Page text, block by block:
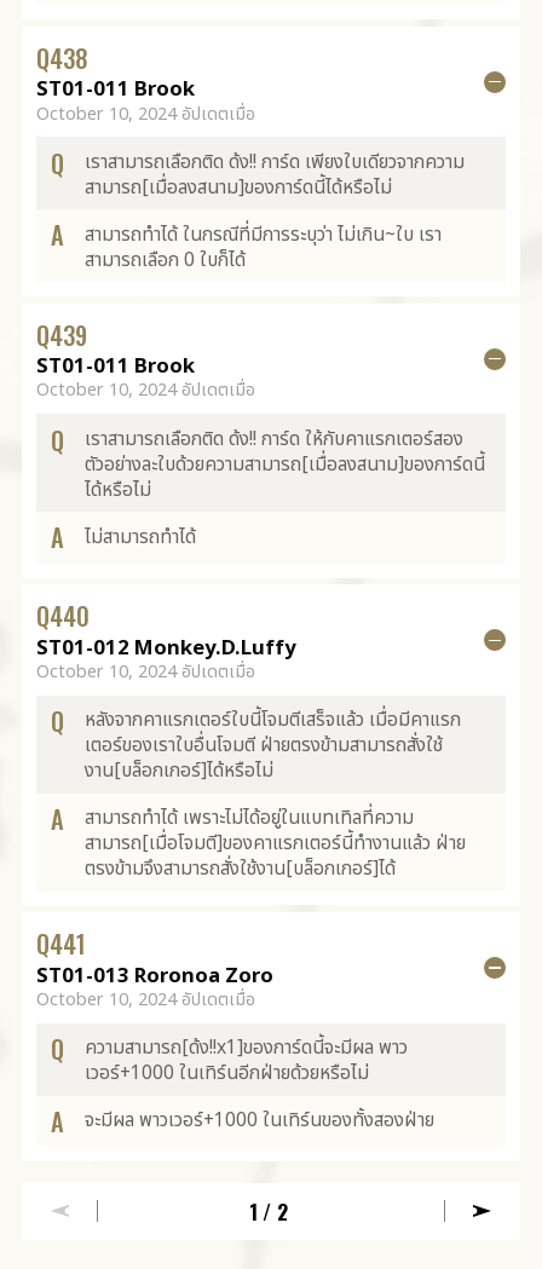
Q438
ST01-011 Brook
October 10, 2024 อัปเดตเมื่อ
Q
เราสามารถเลือกติด ด้ง!! การ์ด เพียงใบเดียวจากความ
สามารถ[เมื่อลงสนาม]ของการ์ดนี้ได้หรือไม่
A
สามารถทำได้ ในกรณีที่มีการระบุว่า ไม่เกิน~ใบ เรา
สามารถเลือก 0 ใบก็ได้
Q439
ST01-011 Brook
October 10, 2024 อัปเดตเมื่อ
Q
เราสามารถเลือกติด ด้ง!! การ์ด ให้กับคาแรกเตอร์สอง
ตัวอย่างละใบด้วยความสามารถ[เมื่อลงสนาม]ของการ์ดนี้
ได้หรือไม่
A ไม่สามารถทำได้
Q440
ST01-012 Monkey.D.Luffy
October 10, 2024 อัปเดตเมื่อ
Q
หลังจากคาแรกเตอร์ใบนี้โจมตีเสร็จแล้ว เมื่อมีคาแรก
เตอร์ของเราใบอื่นโจมตี ฝ่ายตรงข้ามสามารถสั่งใช้
งาน[บล็อกเกอร์]ได้หรือไม่
A
สามารถทำได้ เพราะไม่ได้อยู่ในแบทเทิลที่ความ
สามารถ[เมื่อโจมตี]ของคาแรกเตอร์นี้ทำงานแล้ว ฝ่าย
ตรงข้ามจึงสามารถสั่งใช้งาน[บล็อกเกอร์]ได้
Q441
ST01-013 Roronoa Zoro
October 10, 2024 อัปเดตเมื่อ
Q
ความสามารถ[ด้ง!!x1]ของการ์ดนี้จะมีผล พาว
เวอร์+1000 ในเทิร์นอีกฝ่ายด้วยหรือไม่
A จะมีผล พาวเวอร์+1000 ในเทิร์นของทั้งสองฝ่าย
1 /2